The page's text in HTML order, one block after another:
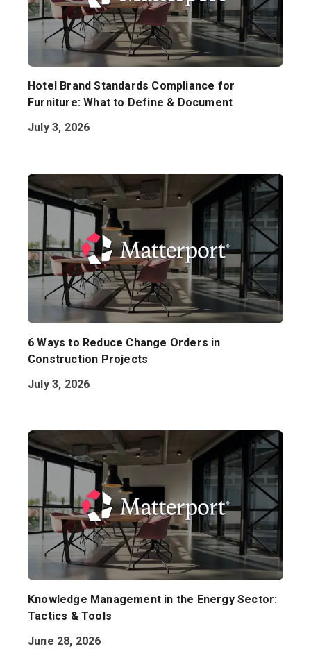
Hotel Brand Standards Compliance for
Furniture: What to Define & Document
July 3, 2026
6 Ways to Reduce Change Orders in
Construction Projects
July 3, 2026
Knowledge Management in the Energy Sector:
Tactics & Tools
June 28, 2026